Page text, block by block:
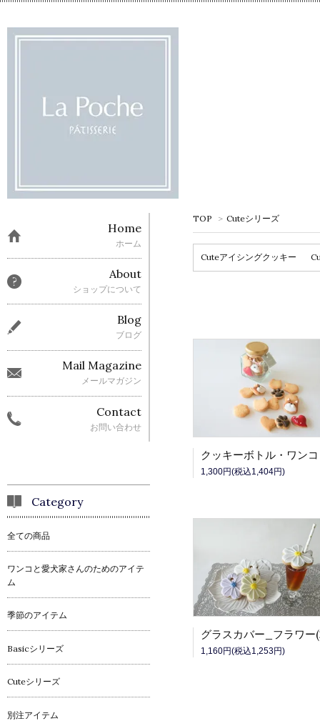
TOP > Cuteシリーズ
Cuteアイシングクッキー
1,300円(税込1,404円)
1,160円(税込1,253円)
Home
ホーム
About
ショップについて
Blog
ブログ
Mail Magazine
メールマガジン
Contact
お問い合わせ
Category
全ての商品
ワンコと愛犬家さんのためのアイテ
ム
季節のアイテム
Basicシリーズ
Cuteシリーズ
別注アイテム